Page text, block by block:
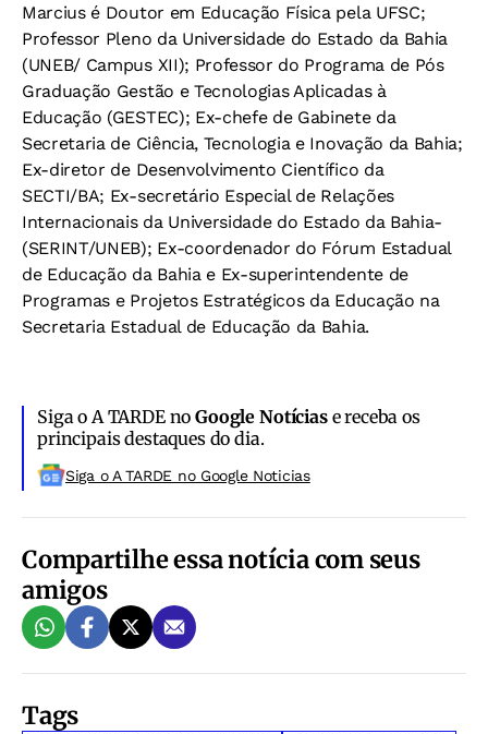
Marcius é Doutor em Educação Física pela UFSC;
Professor Pleno da Universidade do Estado da Bahia
(UNEB/ Campus XII); Professor do Programa de Pós
Graduação Gestão e Tecnologias Aplicadas à
Educação (GESTEC); Ex-chefe de Gabinete da
Secretaria de Ciência, Tecnologia e Inovação da Bahia;
Ex-diretor de Desenvolvimento Científico da
SECTI/BA; Ex-secretário Especial de Relações
Internacionais da Universidade do Estado da Bahia-
(SERINT/UNEB); Ex-coordenador do Fórum Estadual
de Educação da Bahia e Ex-superintendente de
Programas e Projetos Estratégicos da Educação na
Secretaria Estadual de Educação da Bahia.
Siga o A TARDE noGoogle Notíciase receba os
principais destaques do dia.
Siga o A TARDE no Google Noticias
Compartilhe essa notícia com seus
amigos
Tags